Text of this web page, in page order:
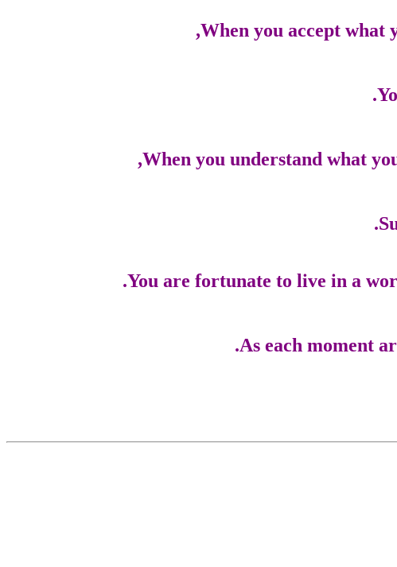
When you accept what
When you understand what
You are fortunate to live in a
As each moment